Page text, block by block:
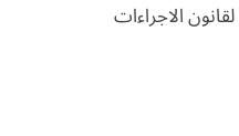
الاجراءات